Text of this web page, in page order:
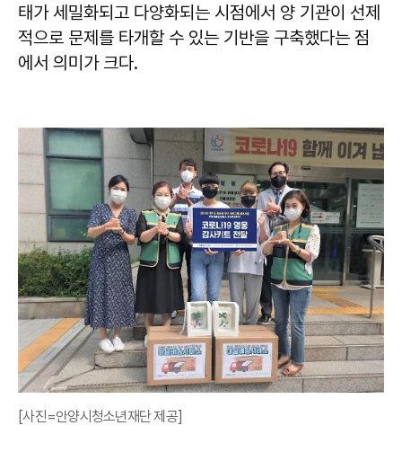
태가 세밀화되고 다양화되는 시점에서 양 기관이 선제
적으로 문제를 타개할 수 있는 기반을 구축했다는 점
에서 의미가 크다.
[사진=안양시청소년재단 제공]